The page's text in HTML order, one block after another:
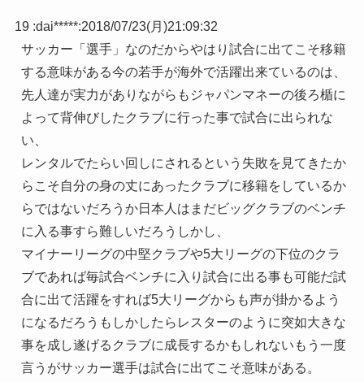
19 :dai*****:2018/07/23(月)21:09:32
サッカー「選手」なのだからやはり試合に出てこそ移籍
する意味がある今の若手が海外で活躍出来ているのは、
先人達が実力がありながらもジャパンマネーの後ろ楯に
よって背伸びしたクラブに行った事で試合に出られな
い、
レンタルでたらい回しにされるという失敗を見てきたか
らこそ自分の身の丈にあったクラブに移籍をしているか
らではないだろうか日本人はまだビッグクラブのベンチ
に入る事すら難しいだろうしかし、
マイナーリーグの中堅クラブや5大リーグの下位のクラ
ブであれば毎試合ベンチに入り試合に出る事も可能だ試
合に出て活躍をすれば5大リーグからも声が掛かるよう
になるだろうもしかしたらレスターのように突如大きな
事を成し遂げるクラブに成長するかもしれないもう一度
言うがサッカー選手は試合に出てこそ意味がある。